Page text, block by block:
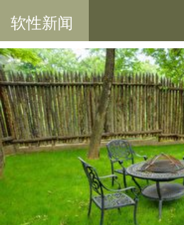
软性新闻